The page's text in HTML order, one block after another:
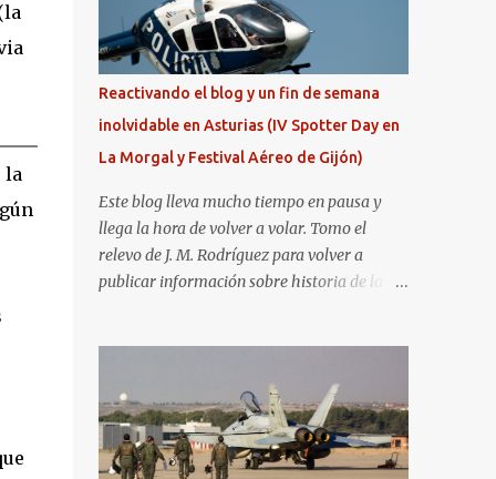
la
Reactivando el blog y un fin de semana
inolvidable en Asturias (IV Spotter Day en
La Morgal y Festival Aéreo de Gijón)
Este blog lleva mucho tiempo en pausa y
llega la hora de volver a volar. Tomo el
relevo de J. M. Rodríguez para volver a
publicar información sobre historia de la
que pido un poco de paciencia hasta que
todo se ponga en marcha de nuevo. Mientras
tanto, os dejo con algunas de las imágenes
que tomé este pasado fin de semana. El